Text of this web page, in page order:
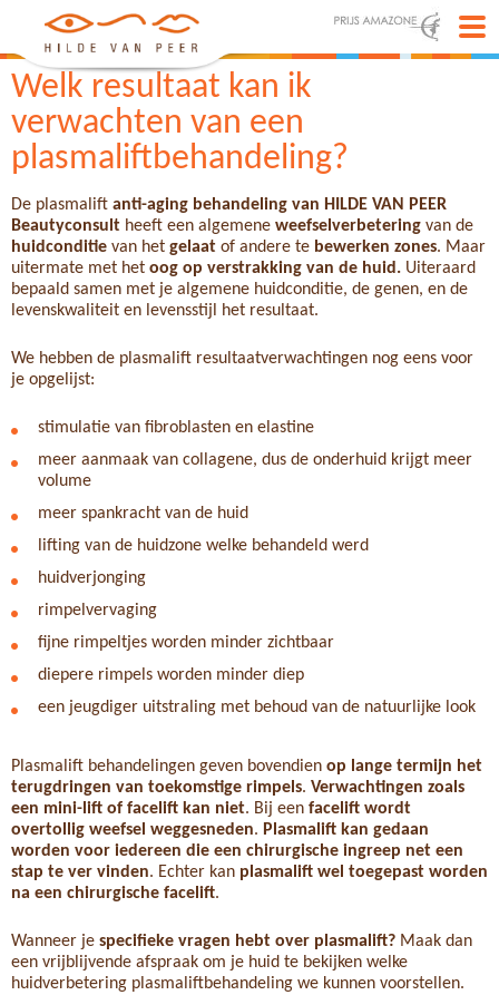
Welk resultaat kan ik
verwachten van een
plasmaliftbehandeling?
De plasmalift anti-aging behandeling van HILDE VAN PEER
Beautyconsult heeft een algemene weefselverbetering van de
huidconditie van het gelaat of andere te bewerken zones. Maar
uitermate met het oog op verstrakking van de huid. Uiteraard
bepaald samen met je algemene huidconditie, de genen, en de
levenskwaliteit en levensstijl het resultaat.
We hebben de plasmalift resultaatverwachtingen nog eens voor
je opgelijst:
stimulatie van fibroblasten en elastine
meer aanmaak van collagene, dus de onderhuid krijgt meer
volume
meer spankracht van de huid
lifting van de huidzone welke behandeld werd
huidverjonging
rimpelvervaging
fijne rimpeltjes worden minder zichtbaar
diepere rimpels worden minder diep
een jeugdiger uitstraling met behoud van de natuurlijke look
Plasmalift behandelingen geven bovendien op lange termijn het
terugdringen van toekomstige rimpels. Verwachtingen zoals
een mini-lift of facelift kan niet. Bij een facelift wordt
overtollig weefsel weggesneden. Plasmalift kan gedaan
worden voor iedereen die een chirurgische ingreep net een
stap te ver vinden. Echter kan plasmalift wel toegepast worden
na een chirurgische facelift.
Wanneer je specifieke vragen hebt over plasmalift? Maak dan
een vrijblijvende afspraak om je huid te bekijken welke
huidverbetering plasmaliftbehandeling we kunnen voorstellen.